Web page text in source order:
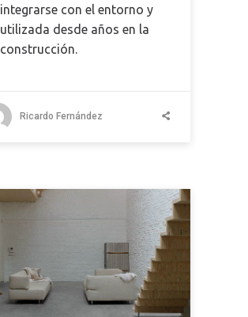
integrarse con el entorno y
utilizada desde años en la
construcción.
Ricardo Fernández